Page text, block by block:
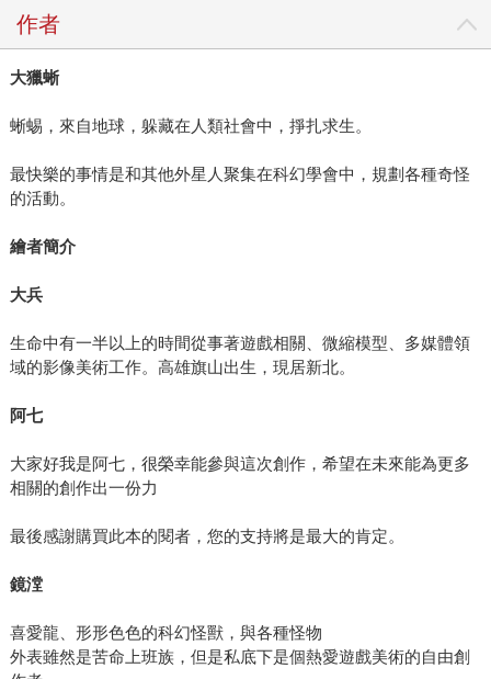
作者
大獵蜥
蜥蜴，來自地球，躲藏在人類社會中，掙扎求生。
最快樂的事情是和其他外星人聚集在科幻學會中，規劃各種奇怪
的活動。
繪者簡介
大兵
生命中有一半以上的時間從事著遊戲相關、微縮模型、多媒體領
域的影像美術工作。高雄旗山出生，現居新北。
阿七
大家好我是阿七，很榮幸能參與這次創作，希望在未來能為更多
相關的創作出一份力
最後感謝購買此本的閱者，您的支持將是最大的肯定。
鏡漟
喜愛龍、形形色色的科幻怪獸，與各種怪物
外表雖然是苦命上班族，但是私底下是個熱愛遊戲美術的自由創